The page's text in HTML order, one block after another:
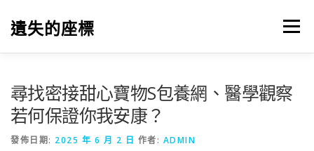
遺失的座標 選單
尋找密接甜心寶物S包養網、醫學觀察
若何保證你我安康？
發佈日期: 2025 年 6 月 2 日 作者: ADMIN